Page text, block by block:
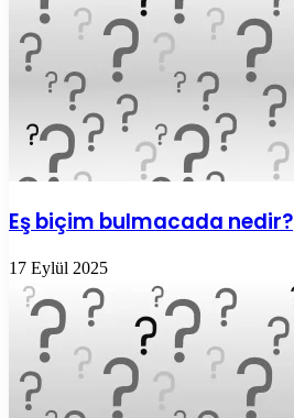
Eş biçim bulmacada nedir?
17 Eylül 2025